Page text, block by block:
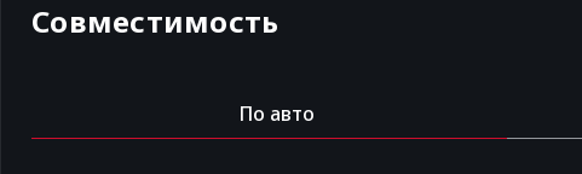
Совместимость
По авто